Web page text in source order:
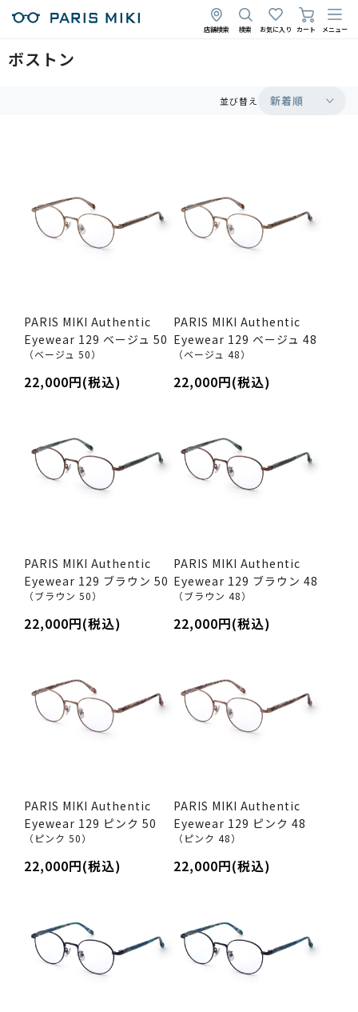
店舗検索 検索 お気に入り カート メニュー
ボストン
並び替え 新着順
PARIS MIKI Authentic
Eyewear 129 ベージュ 50
（ベージュ 50）
22,000円(税込)
PARIS MIKI Authentic
Eyewear 129 ベージュ 48
（ベージュ 48）
22,000円(税込)
PARIS MIKI Authentic
Eyewear 129 ブラウン 50
（ブラウン 50）
22,000円(税込)
PARIS MIKI Authentic
Eyewear 129 ブラウン 48
（ブラウン 48）
22,000円(税込)
PARIS MIKI Authentic
Eyewear 129 ピンク 50
（ピンク 50）
22,000円(税込)
PARIS MIKI Authentic
Eyewear 129 ピンク 48
（ピンク 48）
22,000円(税込)